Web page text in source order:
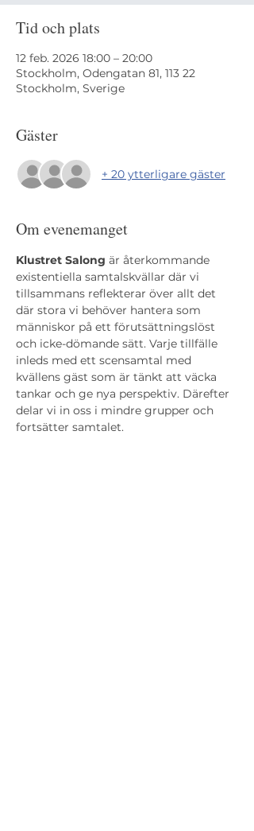
Tid och plats
12 feb. 2026 18:00 – 20:00
Stockholm, Odengatan 81, 113 22
Stockholm, Sverige
Gäster
+ 20 ytterligare gäster
Om evenemanget
Klustret Salong är återkommande
existentiella samtalskvällar där vi
tillsammans reflekterar över allt det
där stora vi behöver hantera som
människor på ett förutsättningslöst
och icke-dömande sätt. Varje tillfälle
inleds med ett scensamtal med
kvällens gäst som är tänkt att väcka
tankar och ge nya perspektiv. Därefter
delar vi in oss i mindre grupper och
fortsätter samtalet.